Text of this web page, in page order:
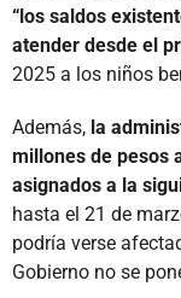
“los saldos
atender desde el
2025 a los niños
Además, la
millones de pesos
asignados a la
hasta el 21 de
podría verse
Gobierno no se